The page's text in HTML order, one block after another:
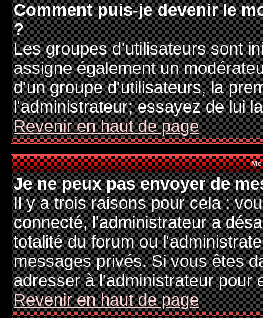
Comment puis-je devenir le
?
Les groupes d'utilisateurs sont
assigne également un
d'un groupe d'utilisateurs, la
l'administrateur; essayez de lui
Revenir en haut de page
Je ne peux pas envoyer de
Il y a trois raisons pour cela :
connecté, l'administrateur a
totalité du forum ou
messages privés. Si vous êtes
adresser à l'administrateur pour
Revenir en haut de page